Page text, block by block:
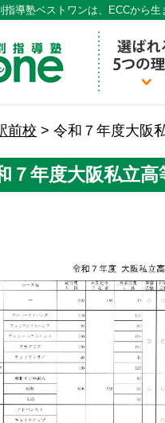
指導塾ベストワンは、ECCから
ECCの個別指
前校 > 令和７年度大阪
７年度大阪私立